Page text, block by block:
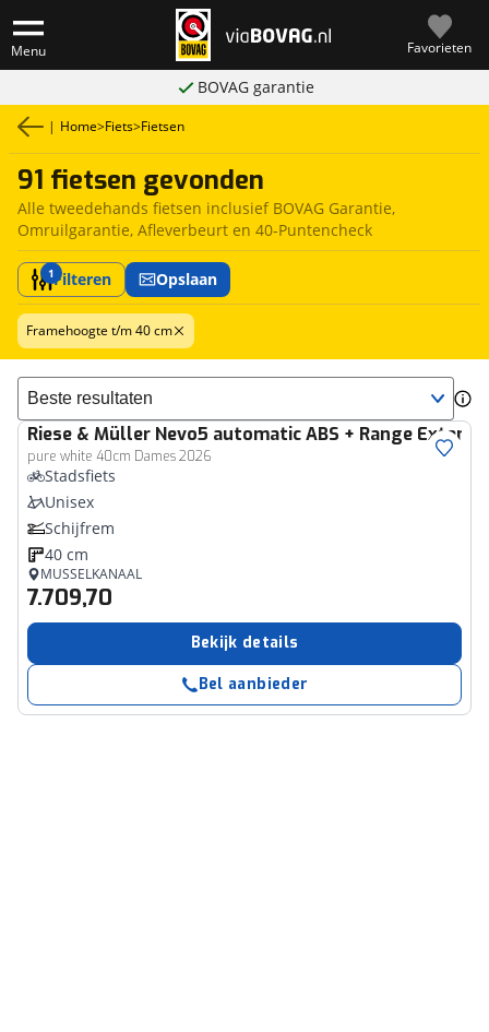
Menu Favorieten
BOVAG garantie
| Home>Fiets>Fietsen
91 fietsen gevonden
Alle tweedehands fietsen inclusief BOVAG Garantie,
Omruilgarantie, Afleverbeurt en 40-Puntencheck
1Filteren Opslaan
Framehoogte t/m 40 cm
Sorteer resultaten
Riese & Müller Nevo5 automatic ABS + Range
pure white 40cm Dames 2026
Stadsfiets
Unisex
Schijfrem
40 cm
MUSSELKANAAL
7.709,70
Bekijk details
Bel aanbieder